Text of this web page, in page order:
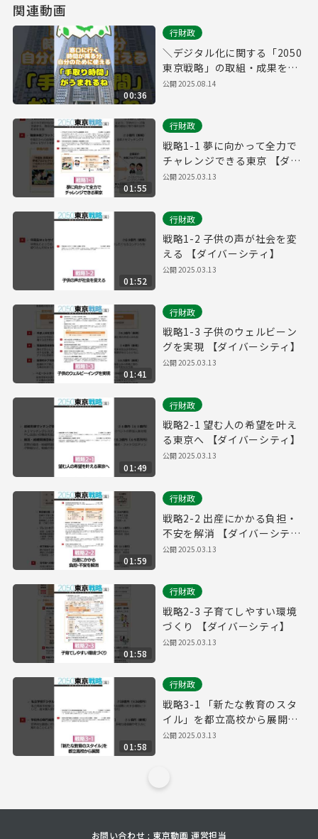
関連動画
00:36
行財政
＼デジタル化に関する「2050
東京戦略」の取組・成果をご
紹介！／
公開2025.08.14
01:55
行財政
戦略1-1 夢に向かって全力で
チャレンジできる東京 【ダイ
バーシティ】
公開2025.03.13
01:52
行財政
戦略1-2 子供の声が社会を変
える 【ダイバーシティ】
公開2025.03.13
01:41
行財政
戦略1-3 子供のウェルビーン
グを実現 【ダイバーシティ】
公開2025.03.13
01:49
行財政
戦略2-1 望む人の希望を叶え
る東京へ 【ダイバーシティ】
公開2025.03.13
01:59
行財政
戦略2-2 出産にかかる負担・
不安を解消 【ダイバーシテ
ィ】
公開2025.03.13
01:58
行財政
戦略2-3 子育てしやすい環境
づくり 【ダイバーシティ】
公開2025.03.13
01:58
行財政
戦略3-1 「新たな教育のスタ
イル」を都立高校から展開
【ダイバーシティ】
公開2025.03.13
お問い合わせ : 東京動画 運営担当